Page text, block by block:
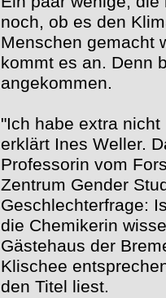
noch, ob es den
Menschen gemacht
kommt es an. Denn
angekommen.
"Ich habe extra
erklärt Ines Weller.
Professorin vom
Zentrum Gender
Geschlechterfrage:
die Chemikerin
Gästehaus der
Klischee
den Titel liest.